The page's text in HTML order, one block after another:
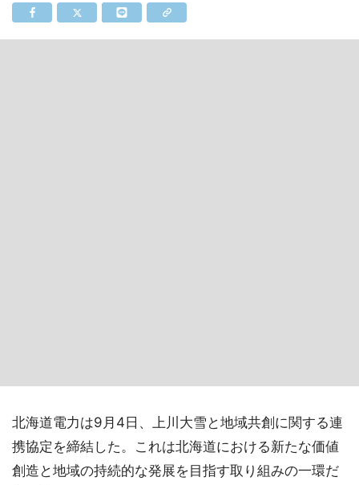
北海道電力は9月4日、上川大雪と地域共創に関する連
携協定を締結した。これは北海道における新たな価値
創造と地域の持続的な発展を目指す取り組みの一環だ